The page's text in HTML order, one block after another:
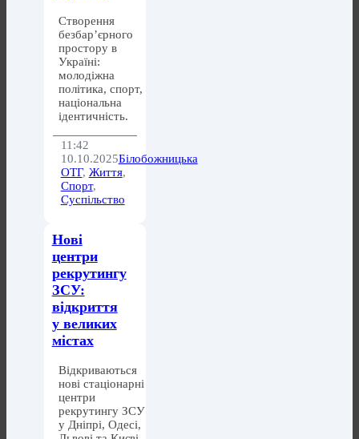
Створення
безбар’єрного
простору в
Україні:
молодіжна
політика, спорт,
національна
ідентичність.
11:42
10.10.2025Білобожницька
ОТГ, Життя,
Спорт,
Суспільство
Нові
центри
рекрутингу
ЗСУ:
відкриття
у великих
містах
Відкриваються
нові стаціонарні
центри
рекрутингу ЗСУ
у Дніпрі, Одесі,